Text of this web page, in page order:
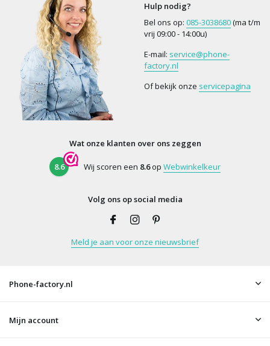
Hulp nodig?
Bel ons op: 085-3038680(ma t/m
vrij 09:00 - 14:00u)
E-mail: service@phone-
factory.nl
Of bekijk onze servicepagina
Wat onze klanten over ons zeggen
8.6 Wij scoren een 8.6op Webwinkelkeur
Volg ons op social media
Meld je aan voor onze nieuwsbrief
Phone-factory.nl
Mijn account